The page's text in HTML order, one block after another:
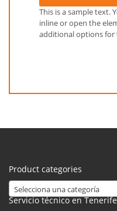
This is a sample text.
inline or open the
additional options for
Product categories
Selecciona una categoría
Servicio técnico en Tenerife